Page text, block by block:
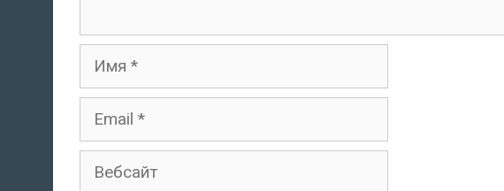
Имя
Email
Вебсайт